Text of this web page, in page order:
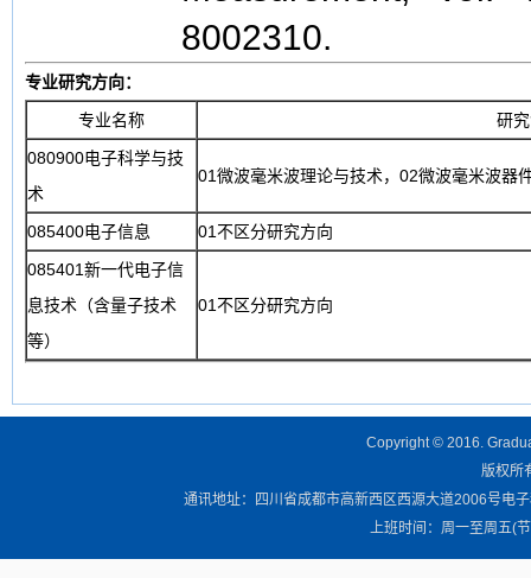
8002310.
专业研究方向：
专业名称
研
080900电子科学与技
术
01微波毫米波理论与技术，02微波毫米波器
085400电子信息
01不区分研究方向
085401新一代电子信
息技术（含量子技术
等）
01不区分研究方向
Copyright © 2016.
版权所
通讯地址：四川省成都市高新西区西源大道2006号电
上班时间：周一至周五(